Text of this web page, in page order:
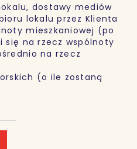
dostawy mediów
lokalu przez Klienta
mieszkaniowej (po
się na rzecz wspólnoty
na rzecz
(o ile zostaną